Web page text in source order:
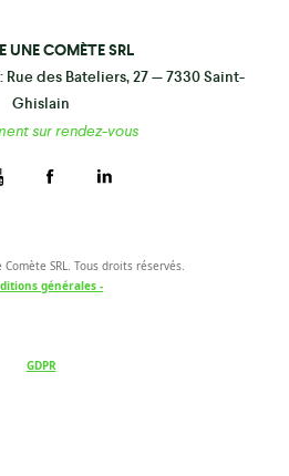
UNE COMÈTE SRL
des Bateliers, 27 — 7330 Saint-
Ghislain
sur rendez-vous
SRL. Tous droits réservés.
générales -
GDPR